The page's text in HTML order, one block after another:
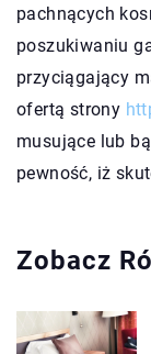
pachnących
poszukiwaniu
przyciągający
ofertą strony
musujące lub
pewność, iż
Zobacz